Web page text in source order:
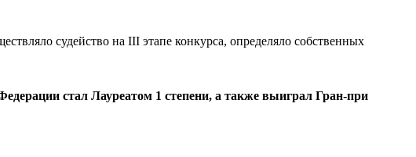
судейство на III этапе конкурса, определяло собственных
стал Лауреатом 1 степени, а также выиграл Гран-при